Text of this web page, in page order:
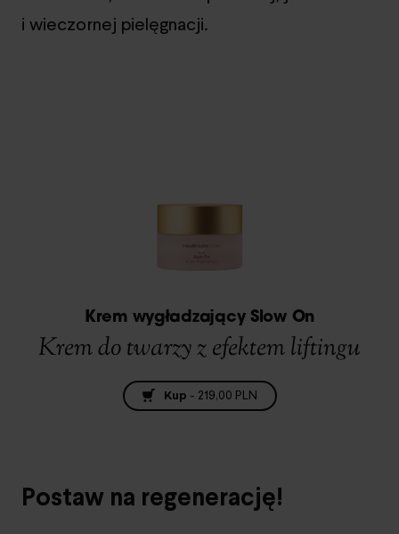
i wieczornej pielęgnacji.
Krem wygładzający Slow On
Krem do twarzy z efektem liftingu
Kup - 219,00 PLN
Postaw na regenerację!